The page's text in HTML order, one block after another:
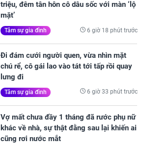
triệu, đêm tân hôn cô dâu sốc với màn ‘lộ
mặt’
Tâm sự gia đình 6 giờ 18 phút trước
Đi đám cưới người quen, vừa nhìn mặt
chú rể, cô gái lao vào tát tới tấp rồi quay
lưng đi
Tâm sự gia đình 6 giờ 33 phút trước
Vợ mất chưa đầy 1 tháng đã rước phụ nữ
khác về nhà, sự thật đằng sau lại khiến ai
cũng rơi nước mắt